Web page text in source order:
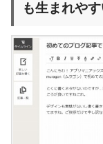
も生まれや